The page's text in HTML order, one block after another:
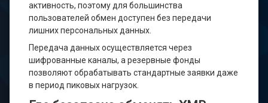
активность, поэтому для большинства
пользователей обмен доступен без передачи
лишних персональных данных.
Передача данных осуществляется через
шифрованные каналы, а резервные фонды
позволяют обрабатывать стандартные заявки даже
в период пиковых нагрузок.